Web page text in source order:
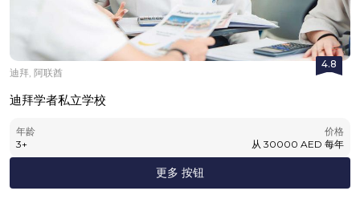
4.8
迪拜, 阿联酋
迪拜学者私立学校
年龄
3+
价格
从 30000 AED 每年
更多 按钮